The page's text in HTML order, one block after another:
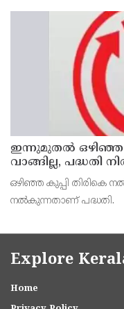
ഇന്നുമുതല്‍ ഒഴിഞ്ഞ
വാങ്ങില്ല, പദ്ധതി
പ്രദര്‍ശിപ്പിക്കും
ഒഴിഞ്ഞ കുപ്പി തിരികെ
നല്‍കുന്നതാണ് പദ്ധതി.
Explore
Home